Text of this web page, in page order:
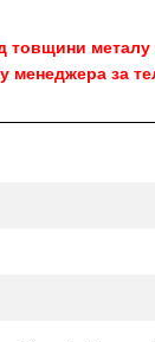
товщини металу
менеджера за